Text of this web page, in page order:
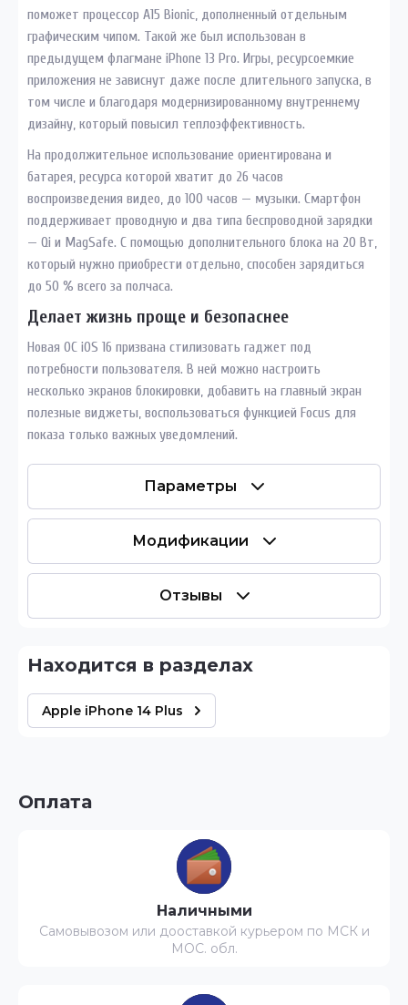
поможет процессор A15 Bionic, дополненный отдельным
графическим чипом. Такой же был использован в
предыдущем флагмане iPhone 13 Pro. Игры, ресурсоемкие
приложения не зависнут даже после длительного запуска, в
том числе и благодаря модернизированному внутреннему
дизайну, который повысил теплоэффективность.
На продолжительное использование ориентирована и
батарея, ресурса которой хватит до 26 часов
воспроизведения видео, до 100 часов — музыки. Смартфон
поддерживает проводную и два типа беспроводной зарядки
— Qi и MagSafe. С помощью дополнительного блока на 20 Вт,
который нужно приобрести отдельно, способен зарядиться
до 50 % всего за полчаса.
Делает жизнь проще и безопаснее
Новая ОС iOS 16 призвана стилизовать гаджет под
потребности пользователя. В ней можно настроить
несколько экранов блокировки, добавить на главный экран
полезные виджеты, воспользоваться функцией Focus для
показа только важных уведомлений.
Параметры
Модификации
Отзывы
Находится в разделах
Apple iPhone 14 Plus
Оплата
Наличными
Самовывозом или дооставкой курьером по МСК и
МОС. обл.